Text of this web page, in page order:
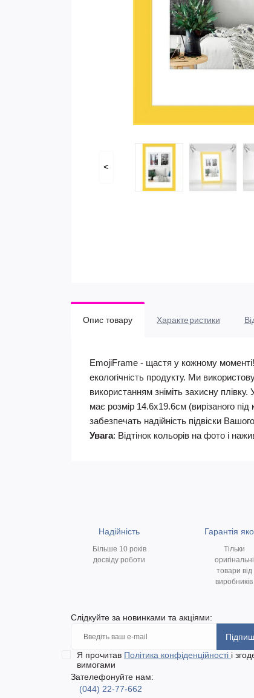
<
Опис товару Характеристики
EmojiFrame - щастя у кожному моменті!
екологічність продукту. Ми
використанням зніміть захисну
має розмір 14.6х19.6см (вирізаного
забезпечать надійність підвіски
Увага: Відтінок кольорів на фото і
Надійність
Більше 10 років
досвіду роботи
Гарантія
Тільки
оригінальні
товари від
виробників
Слідкуйте за новинками та акціями:
Я прочитав Політика конфіденційності і
вимогами
Зателефонуйте нам:
(044) 22-77-662